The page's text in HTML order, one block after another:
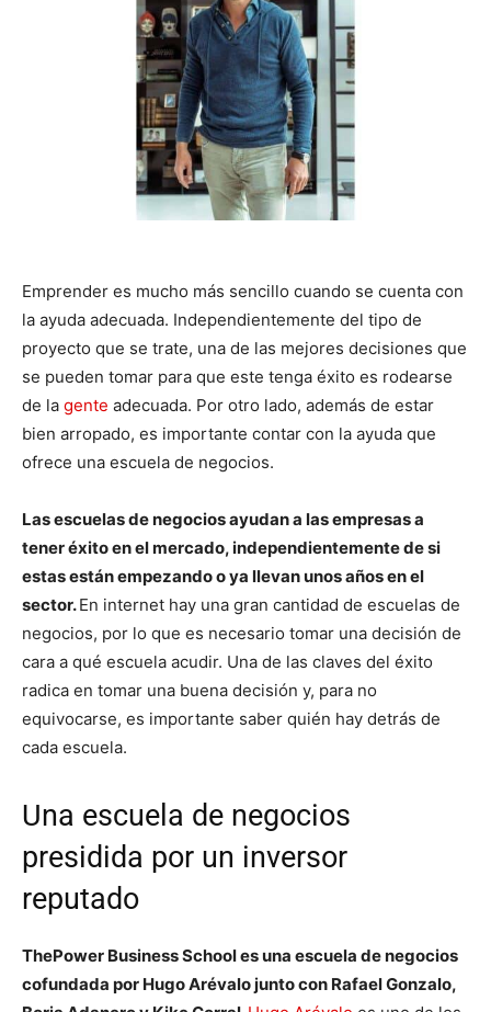
Emprender es mucho más sencillo cuando se cuenta con
la ayuda adecuada. Independientemente del tipo de
proyecto que se trate, una de las mejores decisiones que
se pueden tomar para que este tenga éxito es rodearse
de la gente adecuada. Por otro lado, además de estar
bien arropado, es importante contar con la ayuda que
ofrece una escuela de negocios.
Las escuelas de negocios ayudan a las empresas a
tener éxito en el mercado, independientemente de si
estas están empezando o ya llevan unos años en el
sector.En internet hay una gran cantidad de escuelas de
negocios, por lo que es necesario tomar una decisión de
cara a qué escuela acudir. Una de las claves del éxito
radica en tomar una buena decisión y, para no
equivocarse, es importante saber quién hay detrás de
cada escuela.
Una escuela de negocios
presidida por un inversor
reputado
ThePower Business School es una escuela de negocios
cofundada por Hugo Arévalo junto con Rafael Gonzalo,